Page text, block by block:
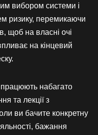
вибором системи і
ризику, перемикаючи
щоб на власні очі
на кінцевий
працюють набагато
та лекції з
ви бачите конкретну
бажання